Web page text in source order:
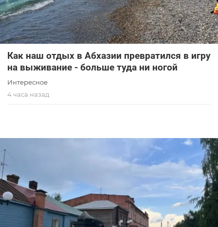
Как наш отдых в Абхазии превратился в игру
на выживание - больше туда ни ногой
Интересное
4 часа назад